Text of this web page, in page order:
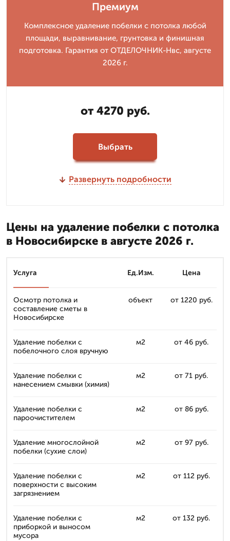
Премиум
Комплексное удаление побелки с потолка любой
площади, выравнивание, грунтовка и финишная
подготовка. Гарантия от ОТДЕЛОЧНИК-Нвс, августе
2026 г.
от 4270 руб.
Выбрать
Развернуть подробности
Цены на удаление побелки с потолка
в Новосибирске в августе 2026 г.
Услуга Ед.Изм. Цена
Осмотр потолка и
составление сметы в
Новосибирске
объект от 1220 руб.
Удаление побелки с
побелочного слоя вручную
м2 от 46 руб.
Удаление побелки с
нанесением смывки (химия)
м2 от 71 руб.
Удаление побелки с
пароочистителем
м2 от 86 руб.
Удаление многослойной
побелки (сухие слои)
м2 от 97 руб.
Удаление побелки с
поверхности с высоким
загрязнением
м2 от 112 руб.
Удаление побелки с
приборкой и выносом
мусора
м2 от 132 руб.